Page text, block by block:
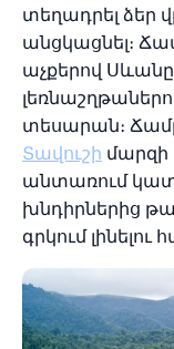
տեղադրել ձեր
անցկացնել։
աչքերով
տեսարան։
Տավուշի մարզի
անտառում
խնդիրներից
գրկում լինելու